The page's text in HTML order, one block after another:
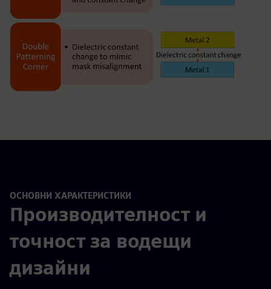
ОСНОВНИ ХАРАКТЕРИСТИКИ
Производителност и
точност за водещи
дизайни